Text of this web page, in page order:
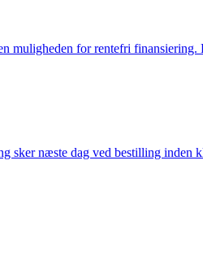
muligheden for rentefri finansiering.
sker næste dag ved bestilling inden